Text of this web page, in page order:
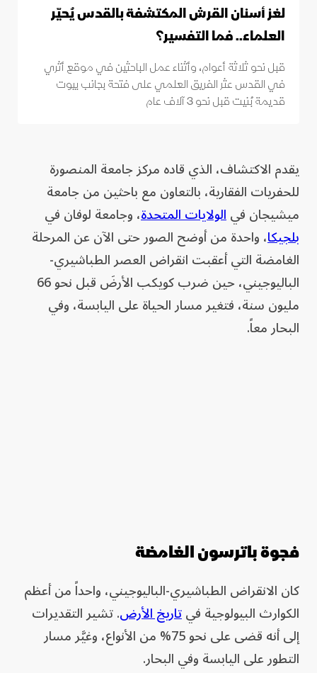
لغز أسنان القرش المكتشفة بالقدس يُحيّر
العلماء.. فما التفسير؟
قبل نحو ثلاثة أعوام، وأثناء عمل الباحثين في موقع أثري
في القدس عثر الفريق العلمي على فتحة بجانب بيوت
قديمة بُنيت قبل نحو 3 آلاف عام
يقدم الاكتشاف، الذي قاده مركز جامعة المنصورة
للحفريات الفقارية، بالتعاون مع باحثين من جامعة
ميشيجان فيالولايات المتحدة، وجامعة لوفان في
بلجيكا، واحدة من أوضح الصور حتى الآن عن المرحلة
الغامضة التي أعقبت انقراض العصر الطباشيري-
الباليوجيني، حين ضرب كويكب الأرضَ قبل نحو 66
مليون سنة، فتغير مسار الحياة على اليابسة، وفي
البحار معاً.
فجوة باترسون الغامضة
كان الانقراض الطباشيري-الباليوجيني، واحداً من أعظم
الكوارث البيولوجية فيتاريخ الأرض. تشير التقديرات
إلى أنه قضى على نحو 75% من الأنواع، وغيَّر مسار
التطور على اليابسة وفي البحار.